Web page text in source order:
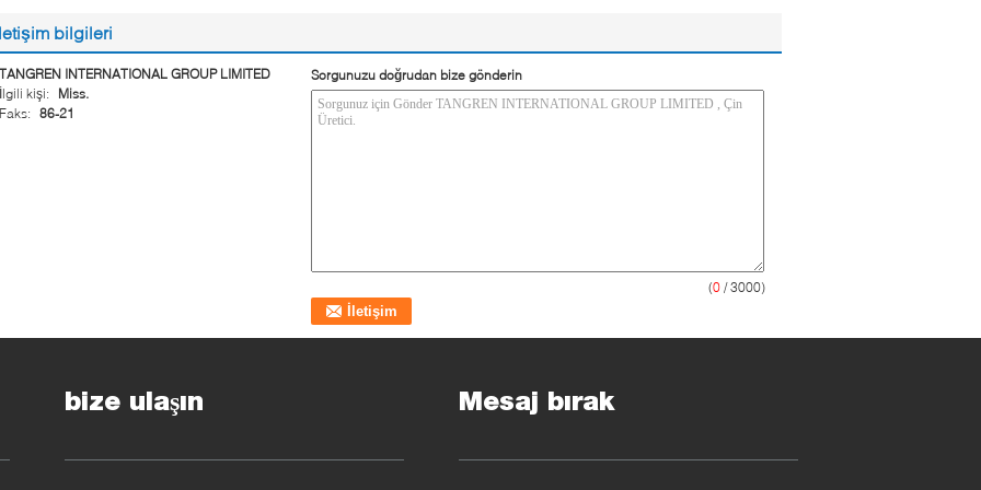
bilgileri
TANGREN INTERNATIONAL GROUP LIMITED
İlgili kişi:
Miss.
Faks: 86-21
Sorgunuzu doğrudan bize gönderin
(0 / 3000)
bize ulaşın Mesaj bırak